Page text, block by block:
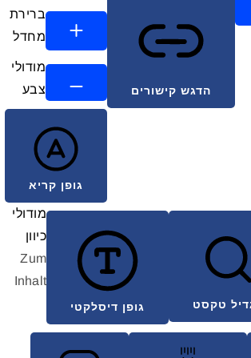
הדגש קישורים
ברירת
מחדל
גופן קריא
טקסט גופן דיסלקטי
מודולי
צבע
מודולי
כיוון
Zum
Inhalt